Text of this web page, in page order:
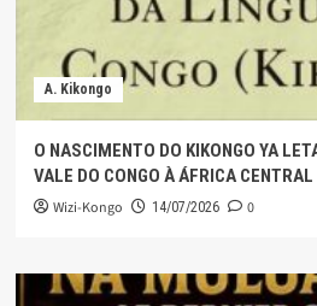
A. Kikongo
O NASCIMENTO DO KIKONGO YA
VALE DO CONGO À ÁFRICA CENTRAL
Wizi-Kongo 14/07/2026 0